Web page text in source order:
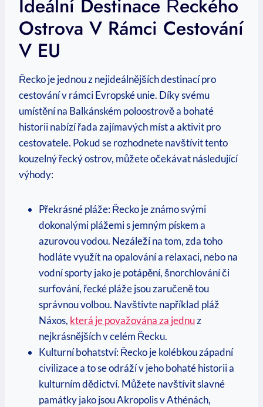
Ideální Destinace Řeckého
Ostrova V Rámci Cestování
V EU
Řecko je jednou z nejideálnějších destinací pro
cestování v rámci Evropské unie. Díky svému
umístění na Balkánském poloostrově a bohaté
historii nabízí řada zajímavých míst a aktivit pro
cestovatele. Pokud se rozhodnete navštívit tento
kouzelný řecký ostrov, můžete očekávat následující
výhody:
Překrásné pláže: Řecko je známo svými
dokonalými plážemi s jemným pískem a
azurovou vodou. Nezáleží na tom, zda toho
hodláte využít na opalování a relaxaci, nebo na
vodní sporty jako je potápění, šnorchlování či
surfování, řecké pláže jsou zaručeně tou
správnou volbou. Navštivte například pláž
Náxos, která je považována za jednuz
nejkrásnějších v celém Řecku.
Kulturní bohatství: Řecko je kolébkou západní
civilizace a to se odráží v jeho bohaté historii a
kulturním dědictví. Můžete navštívit slavné
památky jako jsou Akropolis v Athénách,